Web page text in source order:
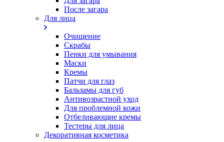
После загара
Для лица
Очищение
Скрабы
Пенки для умывания
Маски
Кремы
Патчи для глаз
Бальзамы для губ
Антивозрастной уход
Для проблемной кожи
Oтбеливающие кремы
Тестеры для лица
Декоративная косметика